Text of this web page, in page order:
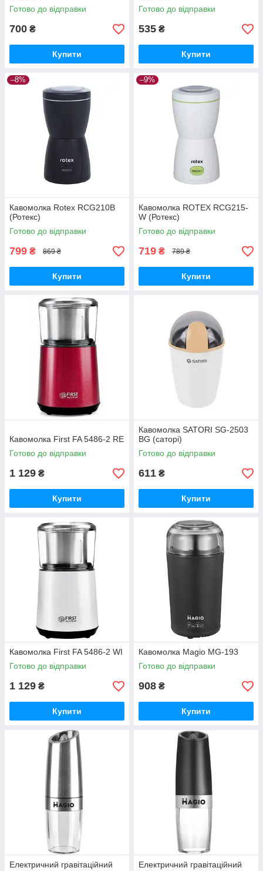
Готово до відправки
700 ₴
Купити
Готово до відправки
535 ₴
Купити
–8%
Кавомолка Rotex RCG210B
(Ротекс)
Готово до відправки
799 ₴ 869 ₴
Купити
–9%
Кавомолка ROTEX RCG215-
W (Ротекс)
Готово до відправки
719 ₴ 789 ₴
Купити
Кавомолка First FA 5486-2 RE
Готово до відправки
1 129 ₴
Купити
Кавомолка SATORI SG-2503
BG (саторі)
Готово до відправки
611 ₴
Купити
Кавомолка First FA 5486-2 WI
Готово до відправки
1 129 ₴
Купити
Кавомолка Magio MG-193
Готово до відправки
908 ₴
Купити
Електричний гравітаційний
Електричний гравітаційний